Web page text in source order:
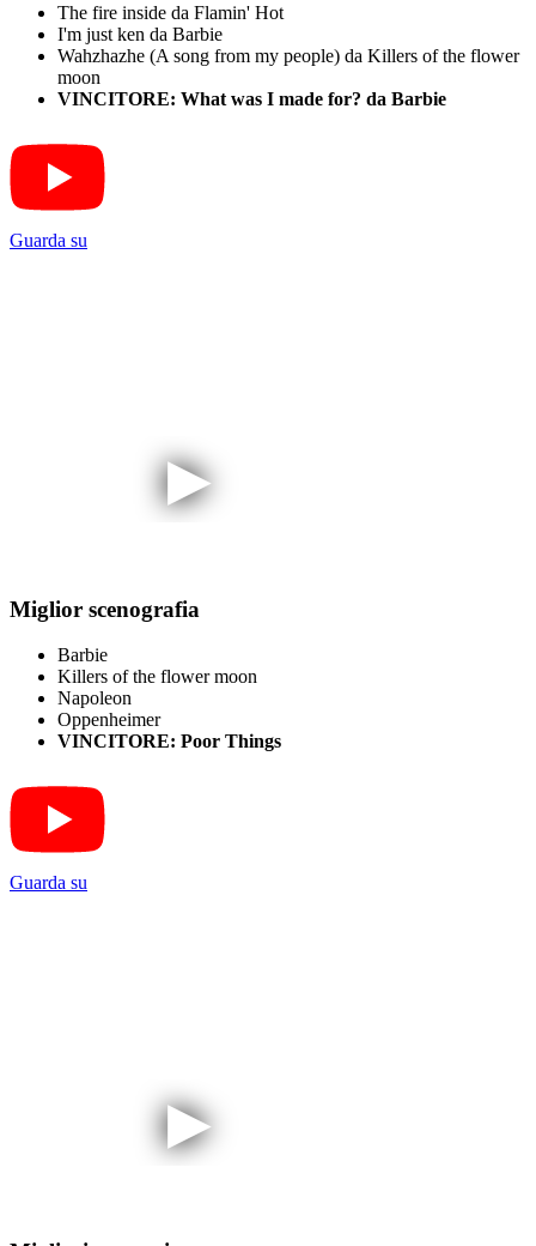
The fire inside da Flamin' Hot
I'm just ken da Barbie
Wahzhazhe (A song from my people) da Killers of the flower
moon
VINCITORE: What was I made for? da Barbie
Guarda su
Miglior scenografia
Barbie
Killers of the flower moon
Napoleon
Oppenheimer
VINCITORE: Poor Things
Guarda su